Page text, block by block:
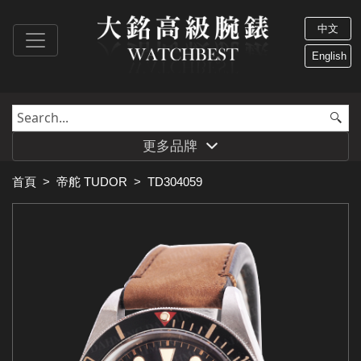
中文
English
更多品牌
首頁 > 帝舵 TUDOR > TD304059